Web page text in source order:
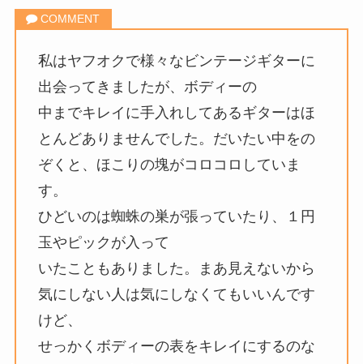
私はヤフオクで様々なビンテージギターに
出会ってきましたが、ボディーの
中までキレイに手入れしてあるギターはほ
とんどありませんでした。だいたい中をの
ぞくと、ほこりの塊がコロコロしていま
す。
ひどいのは蜘蛛の巣が張っていたり、１円
玉やピックが入って
いたこともありました。まあ見えないから
気にしない人は気にしなくてもいいんです
けど、
せっかくボディーの表をキレイにするのな